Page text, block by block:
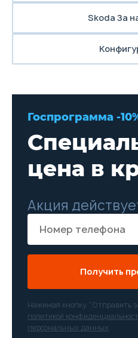
Skoda За
Госпрограмма -
цена в
Акция
Получить
Нажимая кнопку “Отправить
политикой
персональных данных